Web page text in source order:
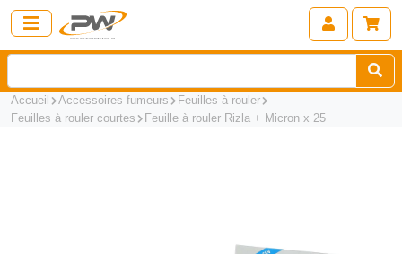
Accueil Accessoires fumeurs
Feuilles à rouler
Feuilles à rouler courtes
Feuille à rouler Rizla + Micron x 25